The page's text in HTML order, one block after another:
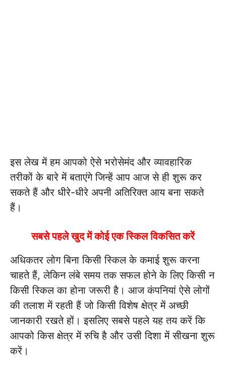
इस लेख में हम आपको ऐसे भरोसेमंद और व्यावहारिक
तरीकों के बारे में बताएंगे जिन्हें आप आज से ही शुरू कर
सकते हैं और धीरे-धीरे अपनी अतिरिक्त आय बना सकते
हैं।
सबसे पहले खुद में कोई एक स्किल विकसित करें
अधिकतर लोग बिना किसी स्किल के कमाई शुरू करना
चाहते हैं, लेकिन लंबे समय तक सफल होने के लिए किसी न
किसी स्किल का होना जरूरी है। आज कंपनियां ऐसे लोगों
की तलाश में रहती हैं जो किसी विशेष क्षेत्र में अच्छी
जानकारी रखते हों। इसलिए सबसे पहले यह तय करें कि
आपको किस क्षेत्र में रुचि है और उसी दिशा में सीखना शुरू
करें।